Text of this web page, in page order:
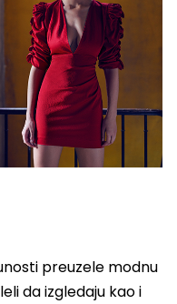
preuzele modnu
da izgledaju kao i